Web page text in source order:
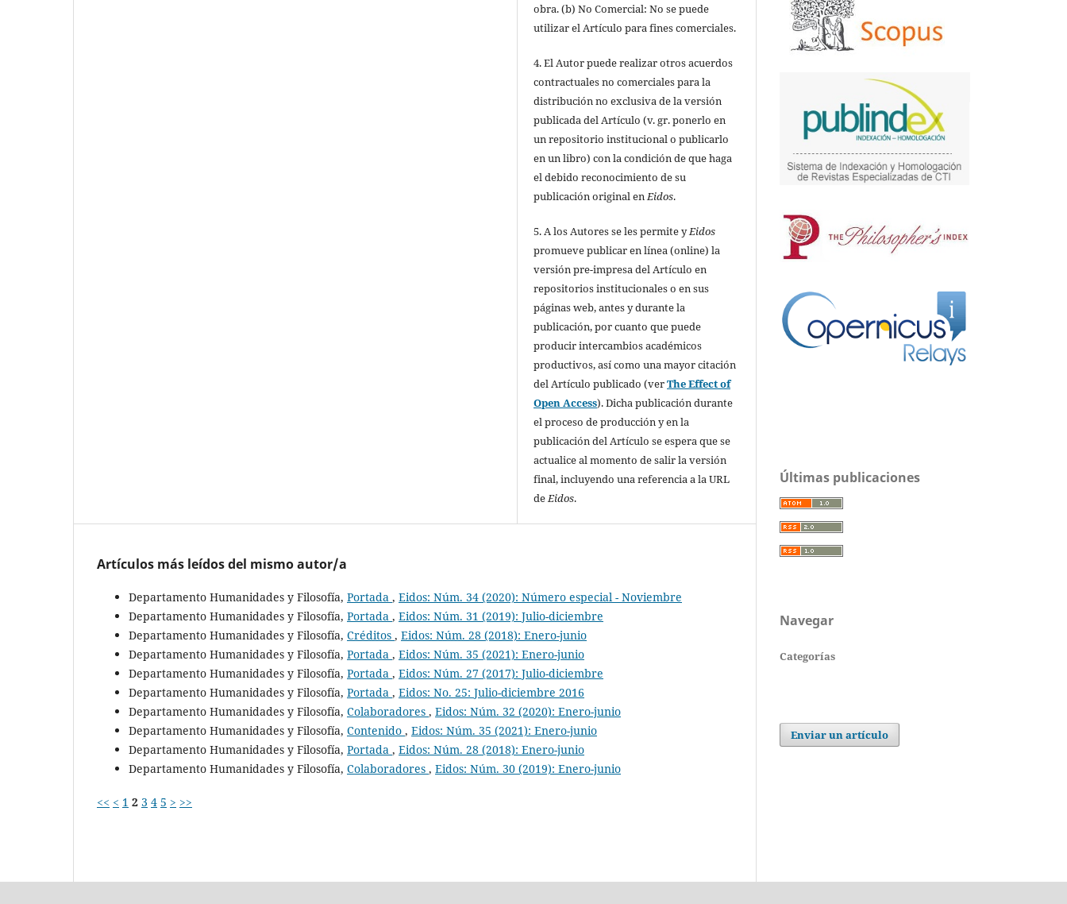
obra. (b) No Comercial: No se puede
utilizar el Artículo para fines comerciales.
4. El Autor puede realizar otros acuerdos
contractuales no comerciales para la
distribución no exclusiva de la versión
publicada del Artículo (v. gr. ponerlo en
un repositorio institucional o publicarlo
en un libro) con la condición de que haga
el debido reconocimiento de su
publicación original enEidos.
5. A los Autores se les permite yEidos
promueve publicar en línea (online) la
versión pre-impresa del Artículo en
repositorios institucionales o en sus
páginas web, antes y durante la
publicación, por cuanto que puede
producir intercambios académicos
productivos, así como una mayor citación
del Artículo publicado (verThe Effect of
Open Access). Dicha publicación durante
el proceso de producción y en la
publicación del Artículo se espera que se
actualice al momento de salir la versión
final, incluyendo una referencia a la URL
deEidos.
Artículos más leídos del mismo autor/a
Departamento Humanidades y Filosofía, Portada , Eidos: Núm. 34 (2020): Número especial - Noviembre
Departamento Humanidades y Filosofía, Portada , Eidos: Núm. 31 (2019): Julio-diciembre
Departamento Humanidades y Filosofía, Créditos , Eidos: Núm. 28 (2018): Enero-junio
Departamento Humanidades y Filosofía, Portada , Eidos: Núm. 35 (2021): Enero-junio
Departamento Humanidades y Filosofía, Portada , Eidos: Núm. 27 (2017): Julio-diciembre
Departamento Humanidades y Filosofía, Portada , Eidos: No. 25: Julio-diciembre 2016
Departamento Humanidades y Filosofía, Colaboradores , Eidos: Núm. 32 (2020): Enero-junio
Departamento Humanidades y Filosofía, Contenido , Eidos: Núm. 35 (2021): Enero-junio
Departamento Humanidades y Filosofía, Portada , Eidos: Núm. 28 (2018): Enero-junio
Departamento Humanidades y Filosofía, Colaboradores , Eidos: Núm. 30 (2019): Enero-junio
<< < 1 2 3 4 5 > >>
Últimas publicaciones
Navegar
Categorías
Enviar un artículo